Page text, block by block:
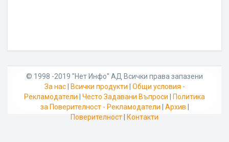
© 1998 -2019 "Нет Инфо" АД Всички права запазени
За нас| Всички продукти
Общи условия -
Рекламодатели
Често Задавани Въпроси
Политика
за Поверителност - Рекламодатели
Архив
Поверителност
Контакти